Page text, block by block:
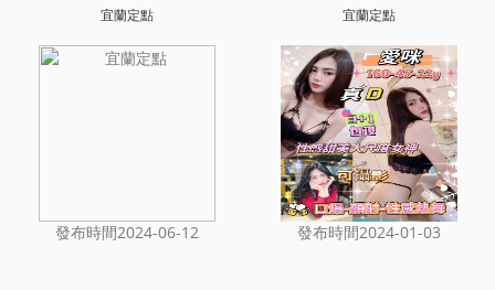
宜蘭定點
發布時間2024-06-12
宜蘭定點
發布時間2024-01-03